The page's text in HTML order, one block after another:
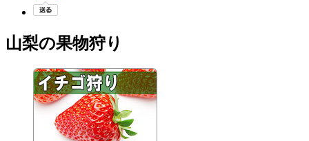
山梨の果物狩り